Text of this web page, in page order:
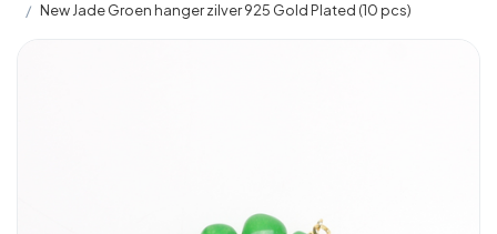
New Jade Groen hanger zilver 925 Gold Plated (10 pcs)